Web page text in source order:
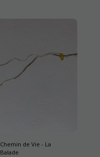
Chemin de Vie - La
Balade